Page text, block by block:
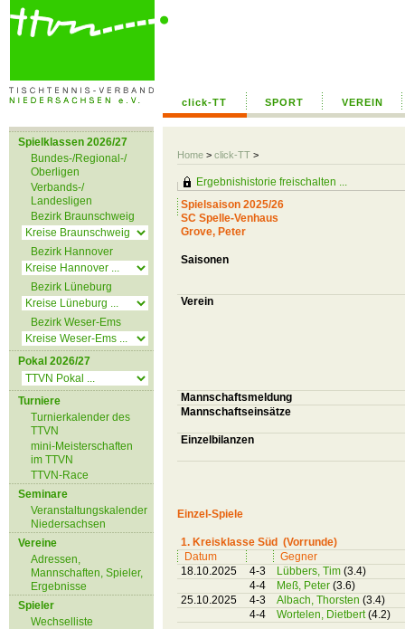
click-TT SPORT VEREIN
Home > click-TT >
Spielklassen 2026/27
Bundes-/Regional-/
Oberligen
Verbands-/
Landesligen
Bezirk Braunschweig
Bezirk Hannover
Bezirk Lüneburg
Bezirk Weser-Ems
Pokal 2026/27
Turniere
Turnierkalender des
TTVN
mini-Meisterschaften
im TTVN
TTVN-Race
Seminare
Veranstaltungskalender
Niedersachsen
Vereine
Adressen,
Mannschaften, Spieler,
Ergebnisse
Spieler
Wechselliste
Ergebnishistorie freischalten ...
Spielsaison 2025/26
SC Spelle-Venhaus
Grove, Peter
Saisonen
Verein
Mannschaftsmeldung
Mannschaftseinsätze
Einzelbilanzen
Einzel-Spiele
1. Kreisklasse Süd (Vorrunde)
Datum
Gegner
18.10.2025
4-3 Lübbers, Tim (3.4)
4-4
Meß, Peter (3.6)
25.10.2025
4-3 Albach, Thorsten (3.4)
4-4
Wortelen, Dietbert(4.2)